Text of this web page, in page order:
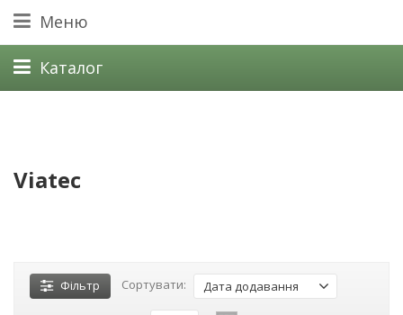
Меню
Каталог
Viatec
Фільтр Сортувати: Дата додавання